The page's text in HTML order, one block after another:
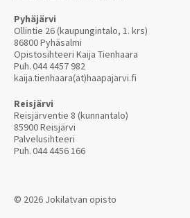
Pyhäjärvi
Ollintie 26 (kaupungintalo, 1. krs)
86800 Pyhäsalmi
Opistosihteeri Kaija Tienhaara
Puh.044 4457 982
kaija.tienhaara(at)haapajarvi.fi
Reisjärvi
Reisjärventie 8 (kunnantalo)
85900 Reisjärvi
Palvelusihteeri
Puh.044 4456 166
© 2026 Jokilatvan opisto